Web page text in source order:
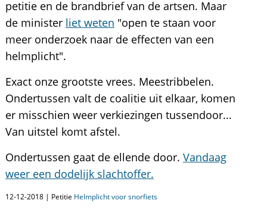
petitie en de brandbrief van de artsen. Maar
de minister liet weten "open te staan voor
meer onderzoek naar de effecten van een
helmplicht".
Exact onze grootste vrees. Meestribbelen.
Ondertussen valt de coalitie uit elkaar, komen
er misschien weer verkiezingen tussendoor...
Van uitstel komt afstel.
Ondertussen gaat de ellende door. Vandaag
weer een dodelijk slachtoffer.
12-12-2018 | Petitie Helmplicht voor snorfiets